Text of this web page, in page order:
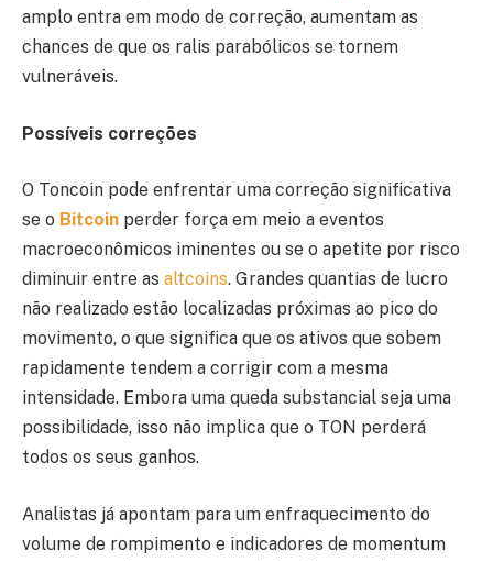
amplo entra em modo de correção, aumentam as
chances de que os ralis parabólicos se tornem
vulneráveis.
Possíveis correções
O Toncoin pode enfrentar uma correção significativa
se o Bitcoin perder força em meio a eventos
macroeconômicos iminentes ou se o apetite por risco
diminuir entre as altcoins. Grandes quantias de lucro
não realizado estão localizadas próximas ao pico do
movimento, o que significa que os ativos que sobem
rapidamente tendem a corrigir com a mesma
intensidade. Embora uma queda substancial seja uma
possibilidade, isso não implica que o TON perderá
todos os seus ganhos.
Analistas já apontam para um enfraquecimento do
volume de rompimento e indicadores de momentum